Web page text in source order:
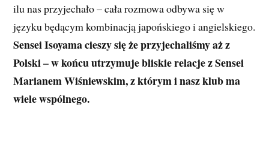
ilu nas przyjechało – cała rozmowa odbywa się w
języku będącym kombinacją japońskiego i angielskiego.
Sensei Isoyama cieszy się że przyjechaliśmy aż z
Polski – w końcu utrzymuje bliskie relacje z Sensei
Marianem Wiśniewskim, z którym i nasz klub ma
wiele wspólnego.